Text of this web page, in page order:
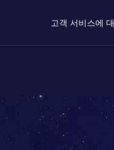
고객 서비스에